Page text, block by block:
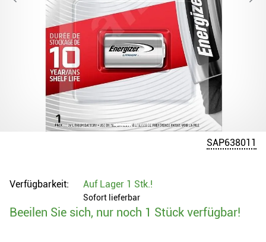
SAP638011
Verfügbarkeit: Auf Lager 1 Stk.!
Sofort lieferbar
Beeilen Sie sich, nur noch 1 Stück verfügbar!